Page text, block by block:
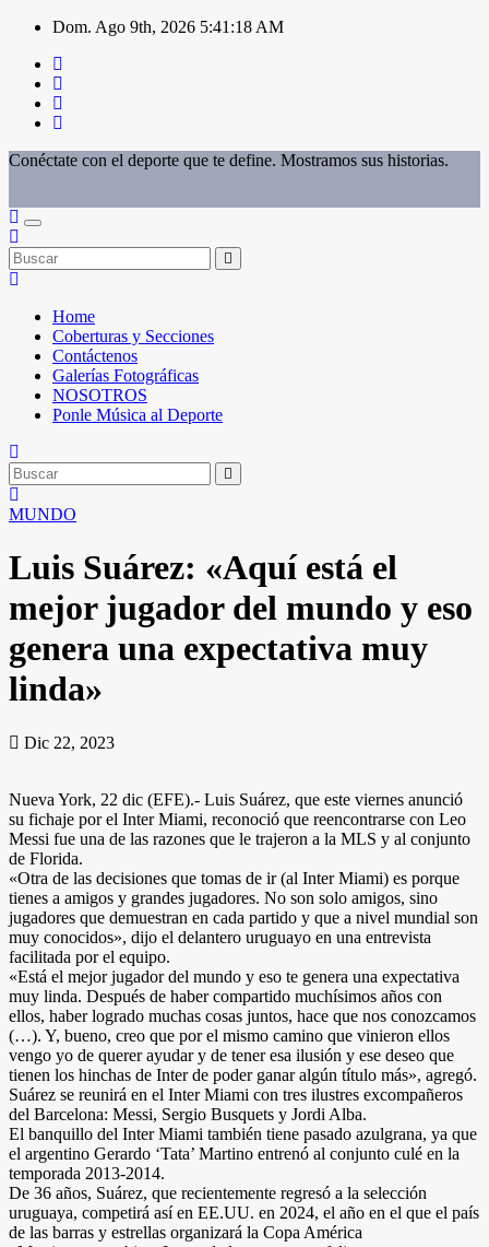
Saltar
contenido
Dom. Ago 9th, 2026 5:41:18 AM
Conéctate con el deporte que te define. Mostramos sus historias.
Home
Coberturas y Secciones
Contáctenos
Galerías Fotográficas
NOSOTROS
Ponle Música al Deporte
MUNDO
Luis Suárez: «Aquí está el
mejor jugador del mundo y eso
genera una expectativa muy
linda»
Dic 22, 2023
Nueva York, 22 dic (EFE).- Luis Suárez, que este viernes anunció
su fichaje por el Inter Miami, reconoció que reencontrarse con Leo
Messi fue una de las razones que le trajeron a la MLS y al conjunto
de Florida.
«Otra de las decisiones que tomas de ir (al Inter Miami) es porque
tienes a amigos y grandes jugadores. No son solo amigos, sino
jugadores que demuestran en cada partido y que a nivel mundial son
muy conocidos», dijo el delantero uruguayo en una entrevista
facilitada por el equipo.
«Está el mejor jugador del mundo y eso te genera una expectativa
muy linda. Después de haber compartido muchísimos años con
ellos, haber logrado muchas cosas juntos, hace que nos conozcamos
(…). Y, bueno, creo que por el mismo camino que vinieron ellos
vengo yo de querer ayudar y de tener esa ilusión y ese deseo que
tienen los hinchas de Inter de poder ganar algún título más», agregó.
Suárez se reunirá en el Inter Miami con tres ilustres excompañeros
del Barcelona: Messi, Sergio Busquets y Jordi Alba.
El banquillo del Inter Miami también tiene pasado azulgrana, ya que
el argentino Gerardo ‘Tata’ Martino entrenó al conjunto culé en la
temporada 2013-2014.
De 36 años, Suárez, que recientemente regresó a la selección
uruguaya, competirá así en EE.UU. en 2024, el año en el que el país
de las barras y estrellas organizará la Copa América